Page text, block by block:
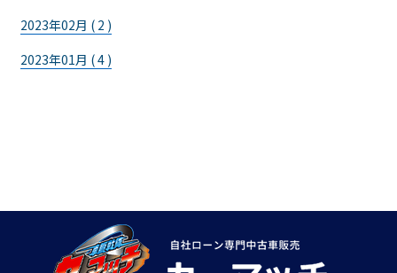
2023年02月 ( 2 )
2023年01月 ( 4 )